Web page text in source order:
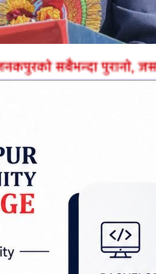
तत्काल सहकार्य गरिने
एमालेसँग तत्काल एकता